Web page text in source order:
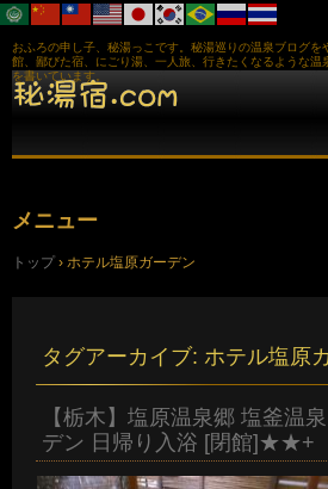
おふろの申し子、秘湯っこです。秘湯巡りの温泉ブログ
館、鄙びた宿、にごり湯、一人旅、行きたくなるような温
を書いています。
メニュー
ン
トップ › ホテル塩原ガーデン
タグアーカイブ: ホテル塩原
【栃木】塩原温泉郷 塩釜温
デン 日帰り入浴 [閉館]★★+